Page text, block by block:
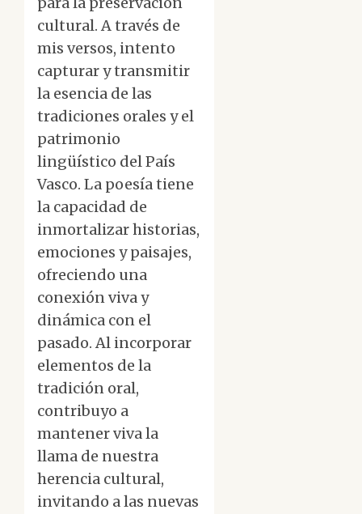
cultural. A través de
mis versos, intento
capturar y transmitir
la esencia de las
tradiciones orales y el
patrimonio
lingüístico del País
Vasco. La poesía tiene
la capacidad de
inmortalizar historias,
emociones y paisajes,
ofreciendo una
conexión viva y
dinámica con el
pasado. Al incorporar
elementos de la
tradición oral,
contribuyo a
mantener viva la
llama de nuestra
herencia cultural,
invitando a las nuevas